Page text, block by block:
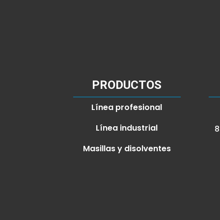
PRODUCTOS
Línea profesional
Línea industrial
Masillas y disolventes